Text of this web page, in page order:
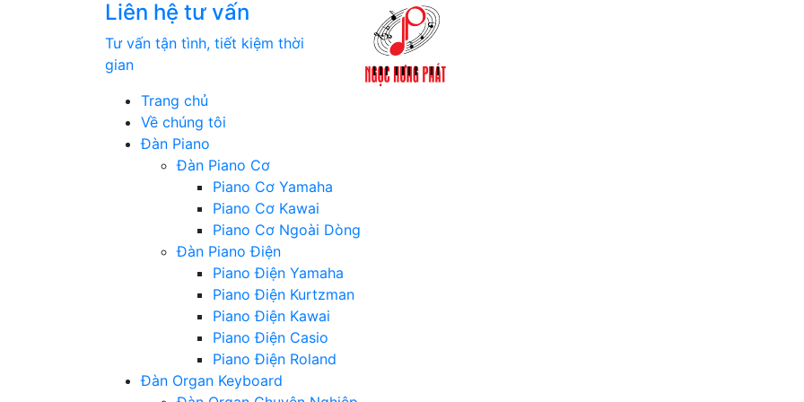
Liên hệ tư vấn
Tư vấn tận tình, tiết kiệm thời
gian
Trang chủ
Về chúng tôi
Đàn Piano
Đàn Piano Cơ
Piano Cơ Yamaha
Piano Cơ Kawai
Piano Cơ Ngoài Dòng
Đàn Piano Điện
Piano Điện Yamaha
Piano Điện Kurtzman
Piano Điện Kawai
Piano Điện Casio
Piano Điện Roland
Đàn Organ Keyboard